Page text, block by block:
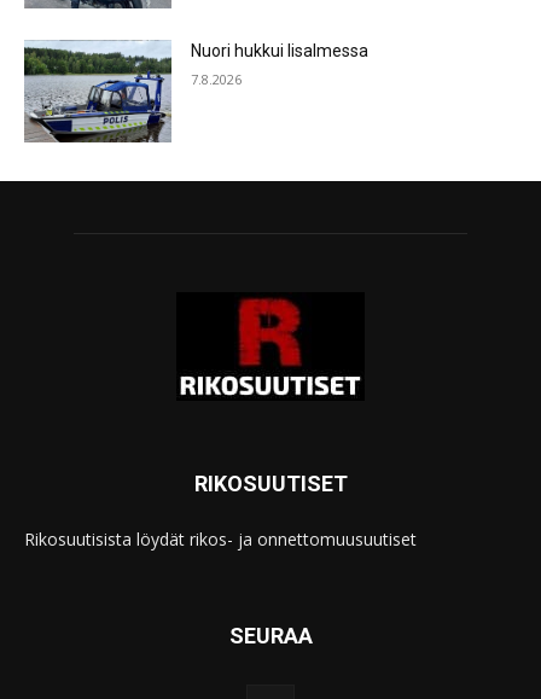
Nuori hukkui Iisalmessa
7.8.2026
RIKOSUUTISET
Rikosuutisista löydät rikos- ja onnettomuusuutiset
SEURAA